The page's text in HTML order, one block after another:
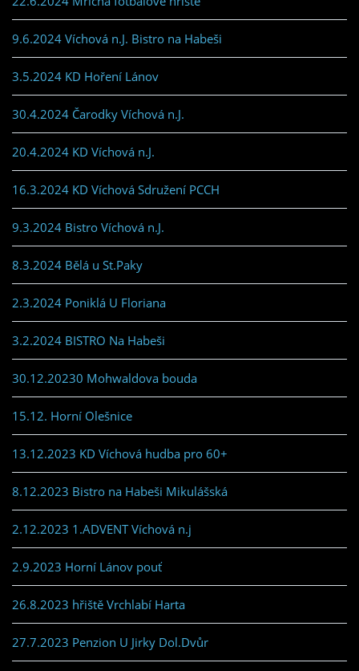
9.6.2024 Víchová n.J. Bistro na Habeši
3.5.2024 KD Hoření Lánov
30.4.2024 Čarodky Víchová n.J.
20.4.2024 KD Víchová n.J.
16.3.2024 KD Víchová Sdružení PCCH
9.3.2024 Bistro Víchová n.J.
8.3.2024 Bělá u St.Paky
2.3.2024 Poniklá U Floriana
3.2.2024 BISTRO Na Habeši
30.12.20230 Mohwaldova bouda
15.12. Horní Olešnice
13.12.2023 KD Víchová hudba pro 60+
8.12.2023 Bistro na Habeši Mikulášská
2.12.2023 1.ADVENT Víchová n.j
2.9.2023 Horní Lánov pouť
26.8.2023 hřiště Vrchlabí Harta
27.7.2023 Penzion U Jirky Dol.Dvůr